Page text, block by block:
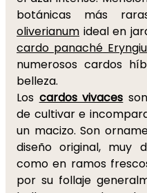
botánicas más
oliverianum ideal en
cardo panaché
numerosos cardos
belleza.
Los cardos vivaces
de cultivar e
un macizo. Son
diseño original, muy
como en ramos
por su follaje